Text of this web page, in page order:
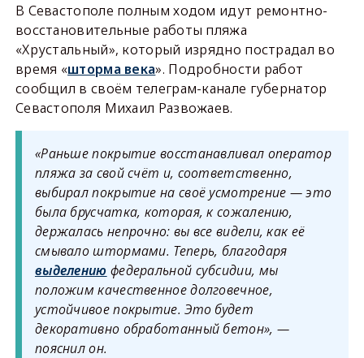
В Севастополе полным ходом идут ремонтно-
восстановительные работы пляжа
«Хрустальный», который изрядно пострадал во
время «шторма века». Подробности работ
сообщил в своём телеграм-канале губернатор
Севастополя Михаил Развожаев.
«Раньше покрытие восстанавливал оператор
пляжа за свой счёт и, соответственно,
выбирал покрытие на своё усмотрение — это
была брусчатка, которая, к сожалению,
держалась непрочно: вы все видели, как её
смывало штормами. Теперь, благодаря
выделению федеральной субсидии, мы
положим качественное долговечное,
устойчивое покрытие. Это будет
декоративно обработанный бетон», —
пояснил он.